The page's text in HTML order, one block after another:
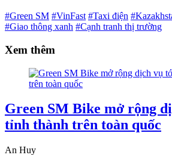
#Green SM #VinFast #Taxi điện
#Giao thông xanh #Cạnh tranh thị trường
Xem thêm
Green SM Bike mở rộng
tỉnh thành trên toàn quốc
An Huy